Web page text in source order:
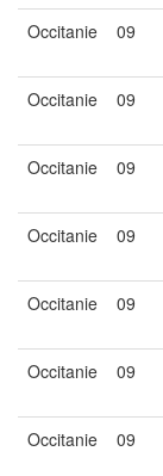
Occitanie 09
Occitanie 09
Occitanie 09
Occitanie 09
Occitanie 09
Occitanie 09
Occitanie 09